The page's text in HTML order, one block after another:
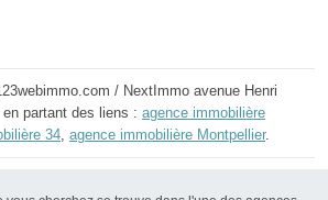
/ NextImmo avenue Henri
partant des liens : agence immobilière
34, agence immobilière Montpellier.